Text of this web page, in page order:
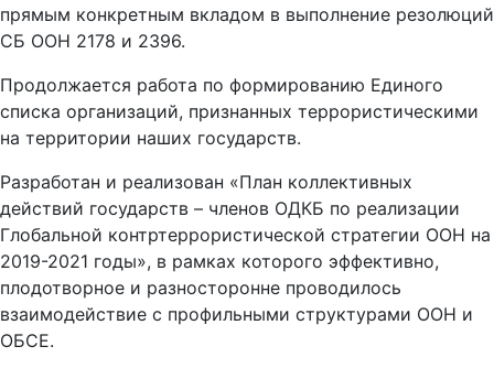
прямым конкретным вкладом в выполнение резолюций
СБ ООН 2178 и 2396.
Продолжается работа по формированию Единого
списка организаций, признанных террористическими
на территории наших государств.
Разработан и реализован «План коллективных
действий государств – членов ОДКБ по реализации
Глобальной контртеррористической стратегии ООН на
2019-2021 годы», в рамках которого эффективно,
плодотворное и разносторонне проводилось
взаимодействие с профильными структурами ООН и
ОБСЕ.